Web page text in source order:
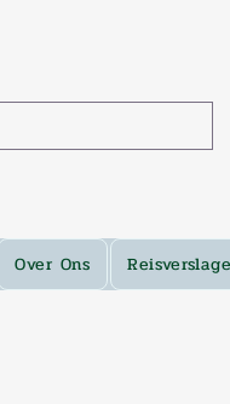
Over Ons